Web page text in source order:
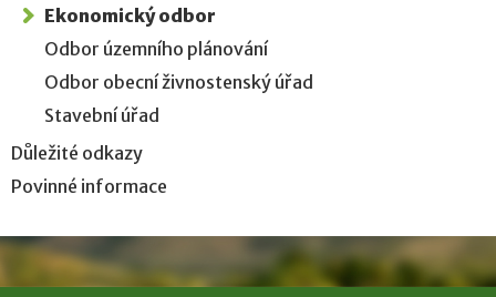
Ekonomický odbor
Odbor územního plánování
Odbor obecní živnostenský úřad
Stavební úřad
Důležité odkazy
Povinné informace